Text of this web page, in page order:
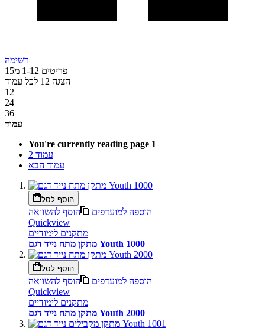
רשימה
פריטים
1-12 מ15
הצגה 12 לכל עמוד
12
24
36
עמוד
You're currently reading page 1
עמוד 2
עמוד הבא
הוסף לסל
הוספה למועדפים
הוסף להשוואה
Quickview
מתקנים לימודיים
מתקן מתח נייד דגם Youth 1000
הוסף לסל
הוספה למועדפים
הוסף להשוואה
Quickview
מתקנים לימודיים
מתקן מתח נייד דגם Youth 2000